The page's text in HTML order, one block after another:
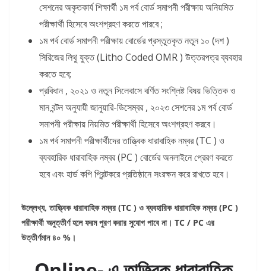
সেশনের অকৃতকার্য শিক্ষার্থী ১ম পর্ব বোর্ড সমাপনী পরীক্ষায় অনিয়মিত
পরীক্ষার্থী হিসেবে অংশগ্রহণ করতে পারবে ;
১ম পর্ব বোর্ড সমাপনী পরীক্ষায় বোর্ডের প্রস্তুতকৃত নতুন ১০ (দশ )
সিরিজের লিথু যুক্ত (Litho Coded OMR ) উত্তরপত্র ব্যবহার
করতে হবে;
প্রবিধান , ২০২১ ও নতুন সিলেবাসে বর্ণিত সংশ্লিষ্ট বিষয় ভিত্তিক ও
মান বন্টন অনুযায়ী জানুয়ারি-ডিসেম্বর , ২০২৩ সেশনের ১ম পর্ব বোর্ড
সমাপনী পরীক্ষায় নিয়মিত পরীক্ষার্থী হিসেবে অংশগ্রহণ করবে।
১ম পর্ব সমাপনী পরীক্ষার্থীদের তাত্ত্বিক ধারাবাহিক নম্বর (TC ) ও
ব্যবহারিক ধারাবাহিক নম্বর (PC ) বোর্ডের অনলাইনে প্রেরণ করতে
হবে এবং হার্ড কপি প্রিন্টকরে প্রতিষ্ঠানে সংরক্ষন করে রাখতে হবে।
উল্লেখ্য, তাত্ত্বিক ধারাবাহিক নম্বর (TC ) ও ব্যবহারিক ধারাবাহিক নম্বর (PC )
পরীক্ষার্থী অনুত্তীর্ণ হলে ফরম পুরণ করার সুযোগ পাবে না। TC / PC এর
উত্তীর্ণমান ৪০ %।